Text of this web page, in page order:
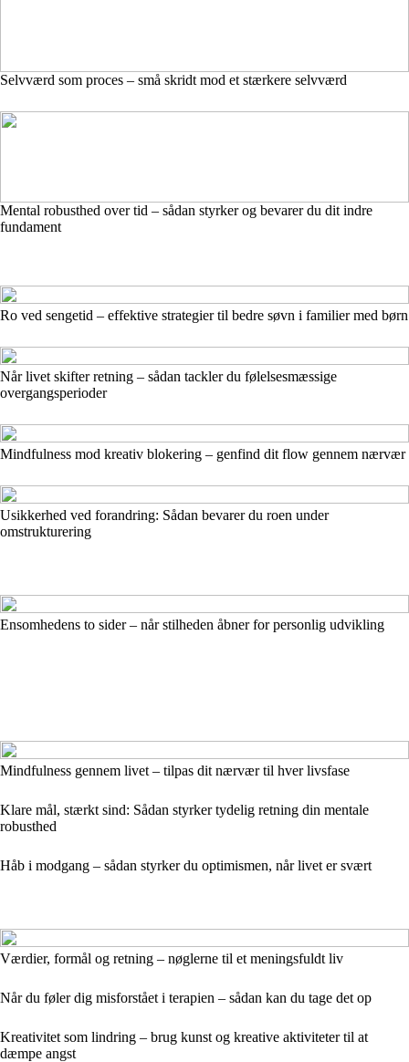
Selvværd som proces – små skridt mod et stærkere selvværd
Mental robusthed over tid – sådan styrker og bevarer du dit indre
fundament
Ro ved sengetid – effektive strategier til bedre søvn i familier med børn
Når livet skifter retning – sådan tackler du følelsesmæssige
overgangsperioder
Mindfulness mod kreativ blokering – genfind dit flow gennem nærvær
Usikkerhed ved forandring: Sådan bevarer du roen under
omstrukturering
Ensomhedens to sider – når stilheden åbner for personlig udvikling
Mindfulness gennem livet – tilpas dit nærvær til hver livsfase
Klare mål, stærkt sind: Sådan styrker tydelig retning din mentale
robusthed
Håb i modgang – sådan styrker du optimismen, når livet er svært
Værdier, formål og retning – nøglerne til et meningsfuldt liv
Når du føler dig misforstået i terapien – sådan kan du tage det op
Kreativitet som lindring – brug kunst og kreative aktiviteter til at
dæmpe angst